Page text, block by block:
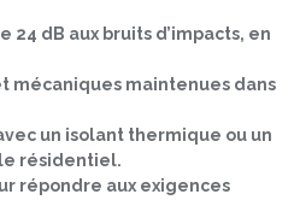
24 dB aux bruits d’impacts, en
mécaniques maintenues dans
un isolant thermique ou un
résidentiel.
répondre aux exigences